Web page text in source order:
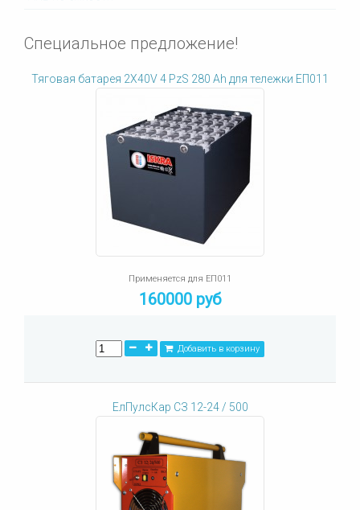
Специальное предложение!
Тяговая батарея 2X40V 4 PzS 280 Ah для тележки ЕП011
Применяется для ЕП011
160000 руб
Добавить в корзину
ЕлПулсКар СЗ 12-24 / 500